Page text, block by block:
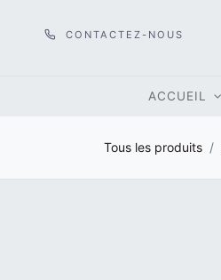
CONTACTEZ-NOUS
ACCUEIL
Tous les produits